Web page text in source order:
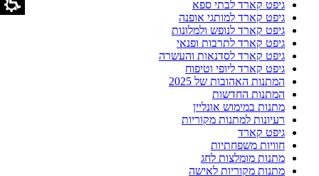
גיפט קארד לבתי ספא
גיפט קארד למותגי אופנה
גיפט קארד לנופש ולמלונות
גיפט קארד לתרבות ופנאי
גיפט קארד לסדנאות והעשרה
גיפט קארד ליופי וטיפוח
המתנות האהובות של 2025
המתנות החדשות
מתנות במימוש אונליין
רעיונות למתנות מקוריות
גיפט קארד
חוויות משפחתיות
מתנות מומלצות לחג
מתנות מקוריות לאישה